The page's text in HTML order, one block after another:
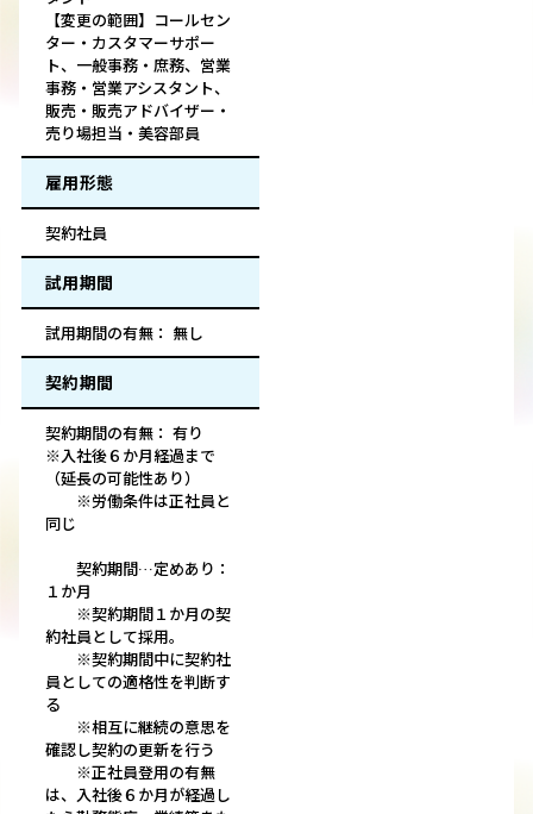
【変更の範囲】コールセン
ター・カスタマーサポー
ト、一般事務・庶務、営業
事務・営業アシスタント、
販売・販売アドバイザー・
売り場担当・美容部員
雇用形態
契約社員
試用期間
試用期間の有無： 無し
契約期間
契約期間の有無： 有り
※入社後６か月経過まで
（延長の可能性あり）
※労働条件は正社員と
同じ
契約期間…定めあり：
１か月
※契約期間１か月の契
約社員として採用。
※契約期間中に契約社
員としての適格性を判断す
る
※相互に継続の意思を
確認し契約の更新を行う
※正社員登用の有無
は、入社後６か月が経過し